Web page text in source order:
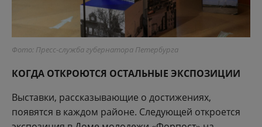
Фото: Пресс-служба губернатора Петербурга
КОГДА ОТКРОЮТСЯ ОСТАЛЬНЫЕ ЭКСПОЗИЦИИ
Выставки, рассказывающие о достижениях,
появятся в каждом районе. Следующей откроется